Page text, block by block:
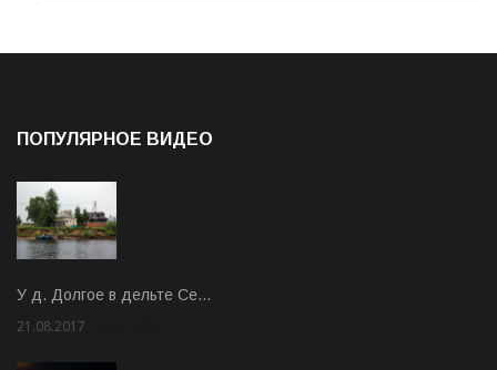
ПОПУЛЯРНОЕ ВИДЕО
У д. Долгое в дельте Се…
21.08.2017